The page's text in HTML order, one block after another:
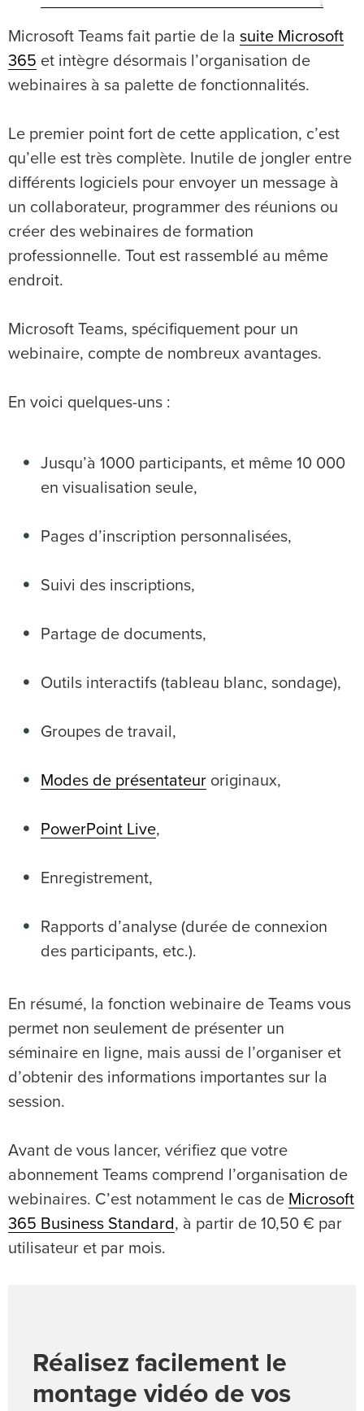
Microsoft Teams fait partie de la suite Microsoft
365 et intègre désormais l’organisation de
webinaires à sa palette de fonctionnalités.
Le premier point fort de cette application, c’est
qu’elle est très complète. Inutile de jongler entre
différents logiciels pour envoyer un message à
un collaborateur, programmer des réunions ou
créer des webinaires de formation
professionnelle. Tout est rassemblé au même
endroit.
Microsoft Teams, spécifiquement pour un
webinaire, compte de nombreux avantages.
En voici quelques-uns :
Jusqu’à 1000 participants, et même 10 000
en visualisation seule,
Pages d’inscription personnalisées,
Suivi des inscriptions,
Partage de documents,
Outils interactifs (tableau blanc, sondage),
Groupes de travail,
Modes de présentateur originaux,
PowerPoint Live,
Enregistrement,
Rapports d’analyse (durée de connexion
des participants, etc.).
En résumé, la fonction webinaire de Teams vous
permet non seulement de présenter un
séminaire en ligne, mais aussi de l’organiser et
d’obtenir des informations importantes sur la
session.
Avant de vous lancer, vérifiez que votre
abonnement Teams comprend l’organisation de
webinaires. C’est notamment le cas de Microsoft
365 Business Standard , à partir de 10,50 € par
utilisateur et par mois.
Réalisez facilement le
montage vidéo de vos